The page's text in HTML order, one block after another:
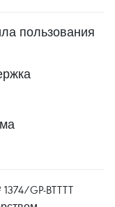
пользования
GP-BTTTT